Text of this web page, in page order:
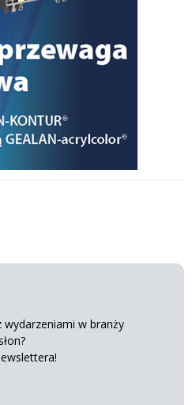
wydarzeniami w branży